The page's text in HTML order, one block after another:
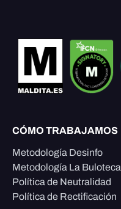
CÓMO TRABAJAMOS
Metodología Desinfo
Metodología La Buloteca
Política de Neutralidad
Política de Rectificación